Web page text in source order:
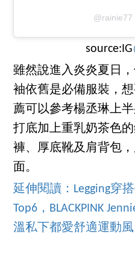
@rainie77
source:IG
雖然說進入炎炎夏日
袖依舊是必備服裝，
薦可以參考楊丞琳上
打底加上重乳奶茶色
褲、厚底靴及肩背包
面。
延伸閱讀：Legging穿
Top6，BLACKPINK
溫私下都愛舒適運動風